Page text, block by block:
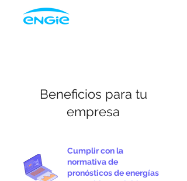
Beneficios para tu
empresa
Cumplir con la
normativa de
pronósticos de energías